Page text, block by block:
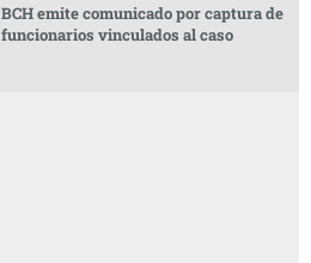
BCH emite comunicado por captura de
funcionarios vinculados al caso